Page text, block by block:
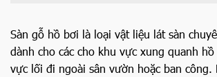
Sàn gỗ hồ bơi là loại vật liệu lát sàn
dành cho các cho khu vực xung quanh
vực lối đi ngoài sân vườn hoặc ban công.